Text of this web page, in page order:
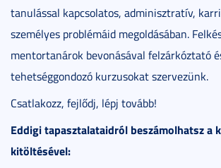
tanulással kapcsolatos, adminisztratív,
személyes problémáid megoldásában.
mentortanárok bevonásával felzárkóztató
tehetséggondozó kurzusokat szervezünk.
Csatlakozz, fejlődj, lépj tovább!
Eddigi tapasztalataidról beszámolhatsz a
kitöltésével: